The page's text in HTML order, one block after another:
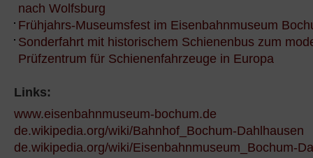
nach Wolfsburg
Frühjahrs-Museumsfest im Eisenbahnmuseum
Sonderfahrt mit historischem Schienenbus zum
Prüfzentrum für Schienenfahrzeuge in Europa
Links:
www.eisenbahnmuseum-bochum.de
de.wikipedia.org/wiki/Bahnhof_Bochum-Dahlhausen
de.wikipedia.org/wiki/Eisenbahnmuseum_Bochum-